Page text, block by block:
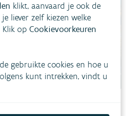
klikt, aanvaard je ook de
liever zelf kiezen welke
Klik opCookievoorkeuren
gebruikte cookies en hoe u
kunt intrekken, vindt u